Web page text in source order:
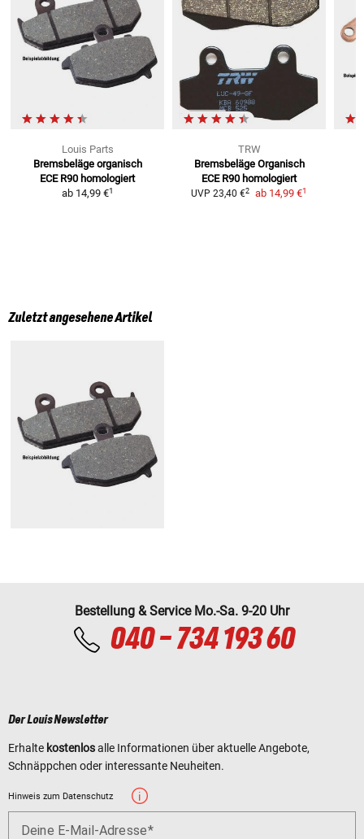
Louis Parts
Bremsbeläge organisch
ECE R90 homologiert
ab 14,99 €1
TRW
Bremsbeläge Organisch
ECE R90 homologiert
UVP 23,40 €2 ab 14,99 €1
Zuletzt angesehene Artikel
Bestellung & Service Mo.-Sa. 9-20 Uhr
040 - 734 193 60
Der Louis Newsletter
Erhalte kostenlosalle Informationen über aktuelle Angebote,
Schnäppchen oder interessante Neuheiten.
Hinweis zum Datenschutz
Deine E-Mail-Adresse